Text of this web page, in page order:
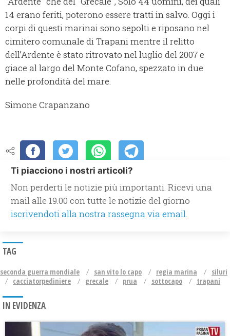
14 erano feriti, poterono essere tratti in salvo. Oggi i
corpi di questi marinai sono sepolti e riposano nel
cimitero comunale di Trapani mentre il relitto
dell’Ardente è stato ritrovato nel luglio del 2007 e
giace al largo del Monte Cofano, spezzato in due
nelle profondità del mare.
Simone Crapanzano
Ti piacciono i nostri articoli?
Non perderti le notizie più importanti. Ricevi una
mail alle 19.00 con tutte le notizie del giorno
iscrivendoti alla nostra rassegna via email.
TAG
seconda guerra mondiale san vito lo capo regia marina
siluri
cacciatorpediniere
grecale prua sottocapo trapani
IN EVIDENZA